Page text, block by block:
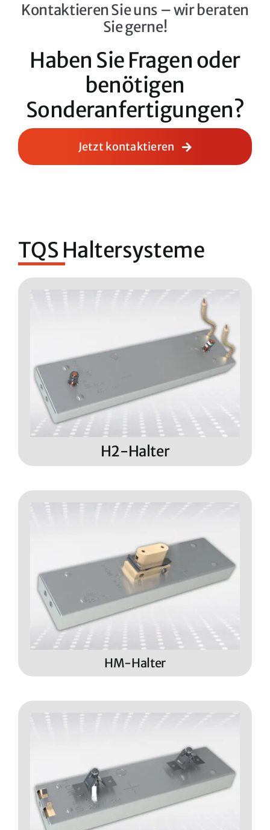
Kontaktieren Sie uns – wir beraten
Sie gerne!
Haben Sie Fragen oder
benötigen
Sonderanfertigungen?
Jetzt kontaktieren
TQS Haltersysteme
H2-Halter
HM-Halter